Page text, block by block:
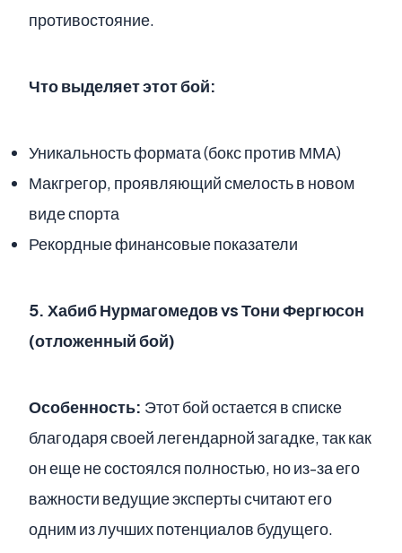
противостояние.
Что выделяет этот бой:
Уникальность формата (бокс против ММА)
Макгрегор, проявляющий смелость в новом
виде спорта
Рекордные финансовые показатели
5. Хабиб Нурмагомедов vs Тони Фергюсон
(отложенный бой)
Особенность: Этот бой остается в списке
благодаря своей легендарной загадке, так как
он еще не состоялся полностью, но из-за его
важности ведущие эксперты считают его
одним из лучших потенциалов будущего.